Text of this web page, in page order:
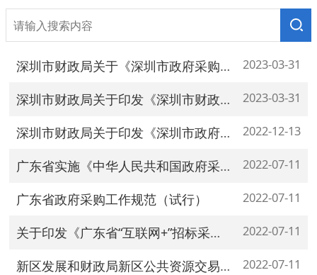
深圳市财政局关于《深圳市政府采购评标定标分离管理办法》续期的通知 2023-03-31
深圳市财政局关于印发《深圳市财政局政府采购评审专家管理实施办法》的通知 2023-03-31
深圳市财政局关于印发《深圳市政府采购行政处罚裁量权实施办法》的通知 2022-12-13
广东省实施《中华人民共和国政府采购法》 办法 2022-07-11
广东省政府采购工作规范（试行） 2022-07-11
关于印发《广东省“互联网+”招标采购工作方案（2017-2019年）》的通知 2022-07-11
新区发展和财政局新区公共资源交易中心关于光明新区政府采购项目评标定标分离改革有关事项的通知 2022-07-11